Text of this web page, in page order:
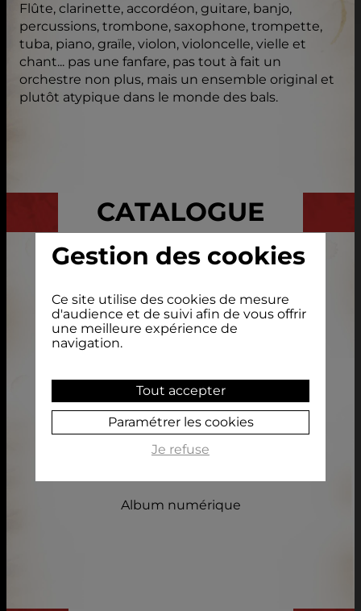
Flûte, clarinette, accordéon, guitare, banjo,
percussions, trombone, saxophone, trompette,
tuba, piano, graïle, violon, violoncelle, vielle et
chant... pas une fanfare, pas tout à fait un
orchestre non plus, mais un ensemble original et
plutôt atypique dans le monde des bals.
CATALOGUE
Album numérique
Gestion des cookies
Ce site utilise des cookies de mesure
d'audience et de suivi afin de vous offrir
une meilleure expérience de
navigation.
Tout accepter
Paramétrer les cookies
Je refuse